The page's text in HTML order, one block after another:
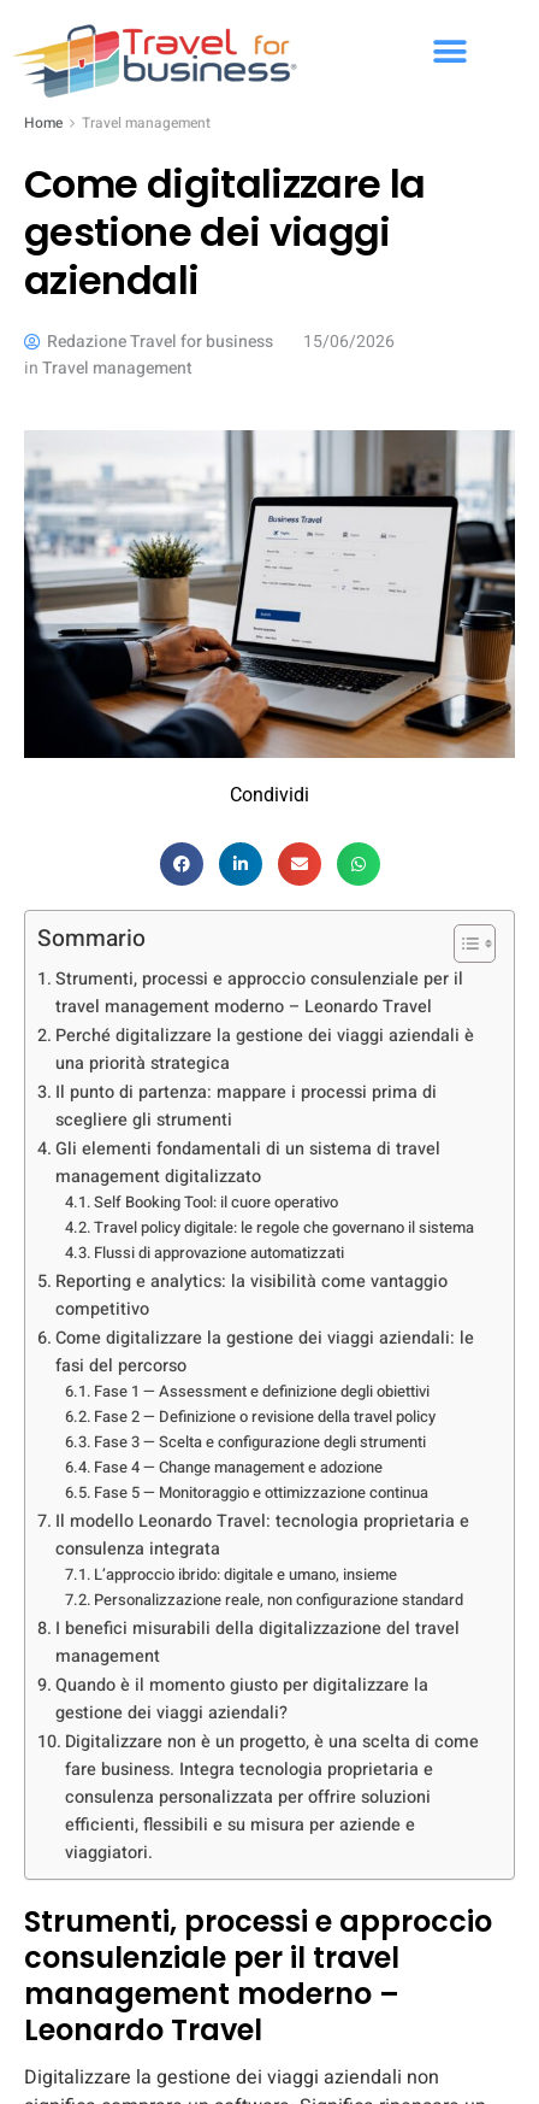
Home Travel management
Come digitalizzare la
gestione dei viaggi
aziendali
Redazione Travel for business
15/06/2026
inTravel management
Condividi
Sommario
Strumenti, processi e approccio consulenziale per il
travel management moderno – Leonardo Travel
Perché digitalizzare la gestione dei viaggi aziendali è
una priorità strategica
Il punto di partenza: mappare i processi prima di
scegliere gli strumenti
Gli elementi fondamentali di un sistema di travel
management digitalizzato
Self Booking Tool: il cuore operativo
Travel policy digitale: le regole che governano il sistema
Flussi di approvazione automatizzati
Reporting e analytics: la visibilità come vantaggio
competitivo
Come digitalizzare la gestione dei viaggi aziendali: le
fasi del percorso
Fase 1 — Assessment e definizione degli obiettivi
Fase 2 — Definizione o revisione della travel policy
Fase 3 — Scelta e configurazione degli strumenti
Fase 4 — Change management e adozione
Fase 5 — Monitoraggio e ottimizzazione continua
Il modello Leonardo Travel: tecnologia proprietaria e
consulenza integrata
L’approccio ibrido: digitale e umano, insieme
Personalizzazione reale, non configurazione standard
I benefici misurabili della digitalizzazione del travel
management
Quando è il momento giusto per digitalizzare la
gestione dei viaggi aziendali?
Digitalizzare non è un progetto, è una scelta di come
fare business. Integra tecnologia proprietaria e
consulenza personalizzata per offrire soluzioni
efficienti, flessibili e su misura per aziende e
viaggiatori.
Strumenti, processi e approccio
consulenziale per il travel
management moderno –
Leonardo Travel
Digitalizzare la gestione dei viaggi aziendali non